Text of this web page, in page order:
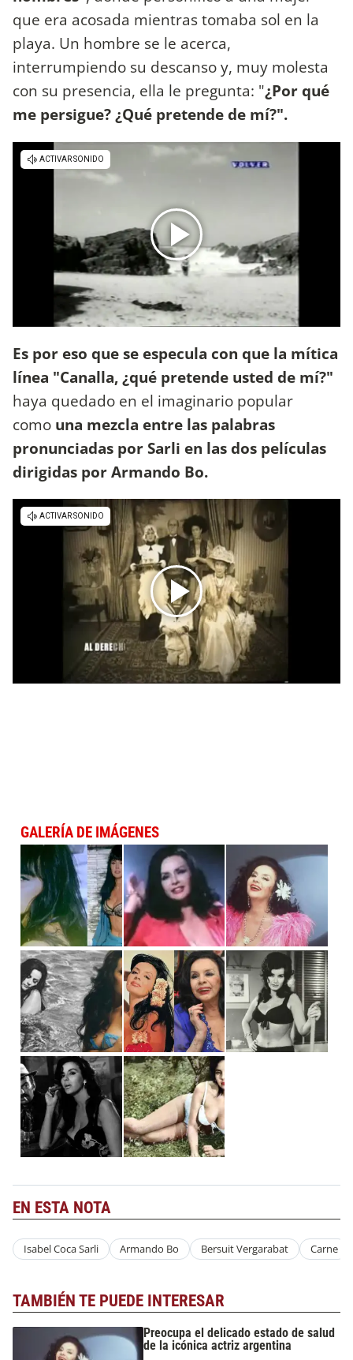
que era acosada mientras tomaba sol en la
playa. Un hombre se le acerca,
interrumpiendo su descanso y, muy molesta
con su presencia, ella le pregunta: "¿Por qué
me persigue? ¿Qué pretende de mí?".
Es por eso que se especula con que la mítica
línea "Canalla, ¿qué pretende usted de mí?"
haya quedado en el imaginario popular
como una mezcla entre las palabras
pronunciadas por Sarli en las dos películas
dirigidas por Armando Bo.
GALERÍA DE IMÁGENES
EN ESTA NOTA
Isabel Coca Sarli Armando Bo Bersuit Vergarabat Carne
TAMBIÉN TE PUEDE INTERESAR
Preocupa el delicado estado de salud
de la icónica actriz argentina